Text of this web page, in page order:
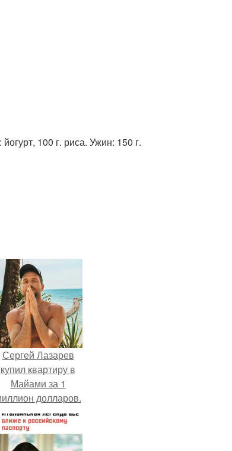
100 г. риса. Ужин: 150 г.
Сергей Лазарев
купил квартиру в
Майами за 1
долларов.